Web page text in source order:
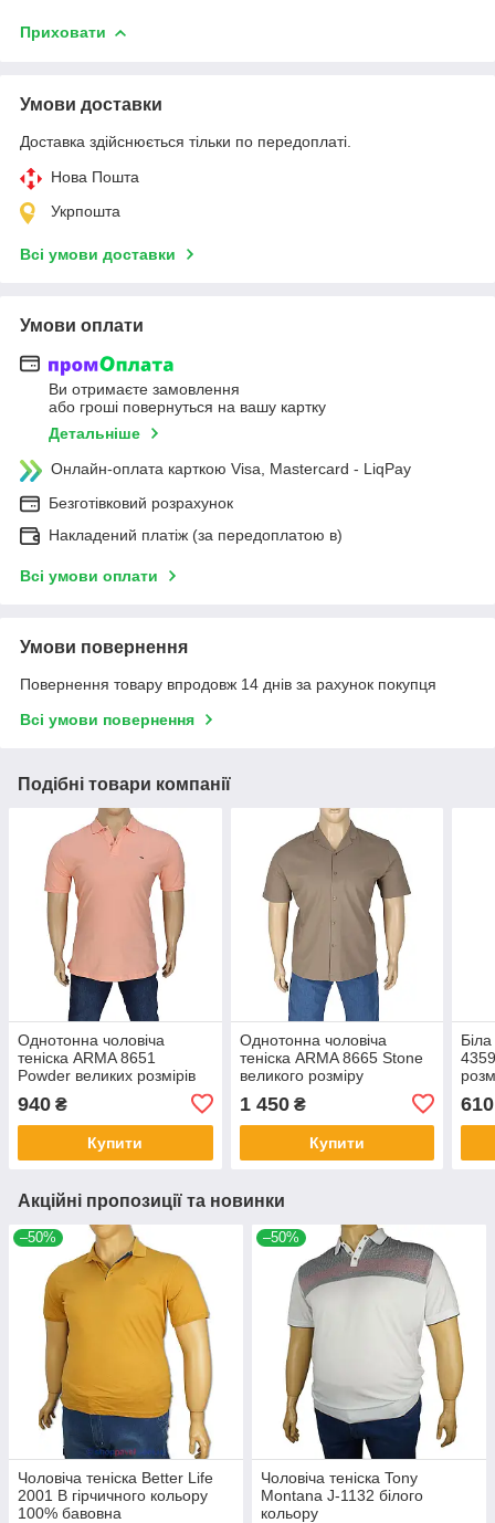
Приховати
Умови доставки
Доставка здійснюється тільки по передоплаті.
Нова Пошта
Укрпошта
Всі умови доставки
Умови оплати
Ви отримаєте замовлення
або гроші повернуться на вашу картку
Детальніше
Онлайн-оплата карткою Visa, Mastercard - LiqPay
Безготівковий розрахунок
Накладений платіж (за передоплатою в)
Всі умови оплати
Умови повернення
Повернення товару впродовж 14 днів за рахунок покупця
Всі умови повернення
Подібні товари компанії
Однотонна чоловіча
теніска ARMA 8651
Powder великих розмірів
940 ₴
Купити
Однотонна чоловіча
теніска ARMA 8665 Stone
великого розміру
1 450₴
Купити
610
Акційні пропозиції та новинки
–50%
Чоловіча теніска Better Life
2001 B гірчичного кольору
100% бавовна
–50%
Чоловіча теніска Tony
Montana J-1132 білого
кольору